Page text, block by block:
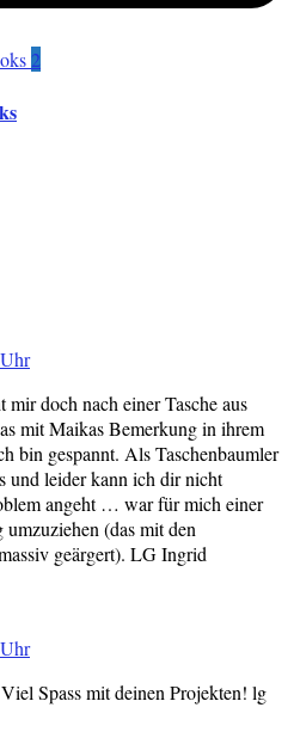
2
doch nach einer Tasche aus
mit Maikas Bemerkung in ihrem
bin gespannt. Als Taschenbaumler
und leider kann ich dir nicht
angeht … war für mich einer
(das mit den
geärgert). LG Ingrid
Spass mit deinen Projekten! lg